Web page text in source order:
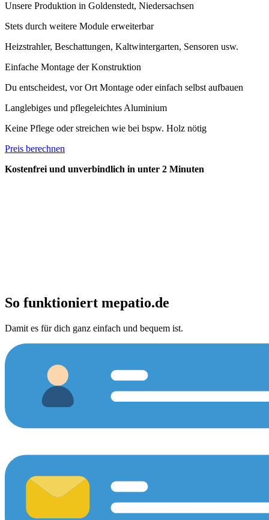
Unsere Produktion in Goldenstedt, Niedersachsen
Stets durch weitere Module erweiterbar
Heizstrahler, Beschattungen, Kaltwintergarten, Sensoren usw.
Einfache Montage der Konstruktion
Du entscheidest, vor Ort Montage oder einfach selbst aufbauen
Langlebiges und pflegeleichtes Aluminium
Keine Pflege oder streichen wie bei bspw. Holz nötig
Preis berechnen
Kostenfrei und unverbindlich in unter 2 Minuten
So funktioniert mepatio.de
Damit es für dich ganz einfach und bequem ist.